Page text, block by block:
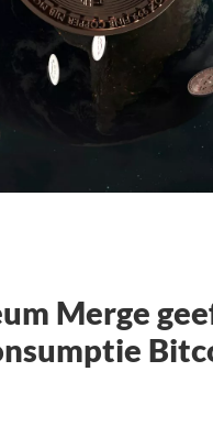
Merge